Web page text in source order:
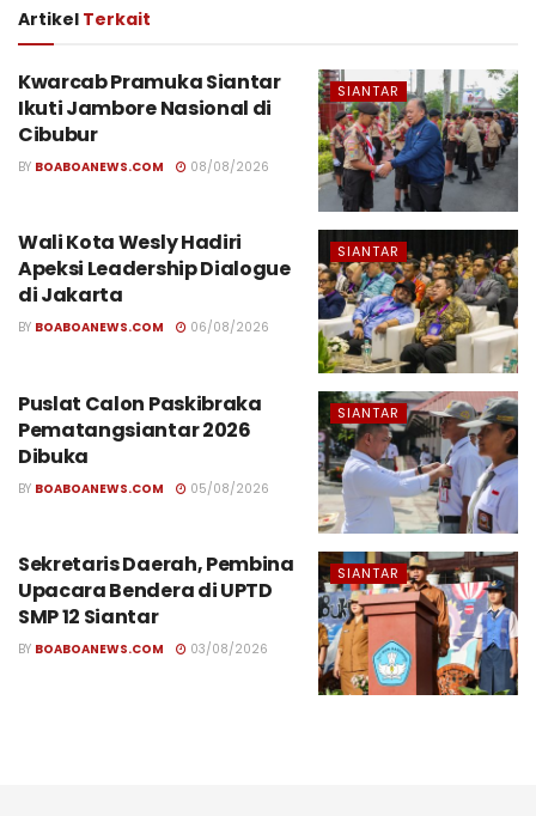
Artikel Terkait
SIANTAR
Kwarcab Pramuka Siantar
Ikuti Jambore Nasional di
Cibubur
BY BOABOANEWS.COM 08/08/2026
SIANTAR
Wali Kota Wesly Hadiri
Apeksi Leadership Dialogue
di Jakarta
BY BOABOANEWS.COM 06/08/2026
SIANTAR
Puslat Calon Paskibraka
Pematangsiantar 2026
Dibuka
BY BOABOANEWS.COM 05/08/2026
SIANTAR
Sekretaris Daerah, Pembina
Upacara Bendera di UPTD
SMP 12 Siantar
BY BOABOANEWS.COM 03/08/2026